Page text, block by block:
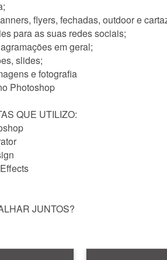
flyers, fechadas, outdoor e
para as suas redes sociais;
em geral;
slides;
e fotografia
Photoshop
QUE UTILIZO:
JUNTOS?